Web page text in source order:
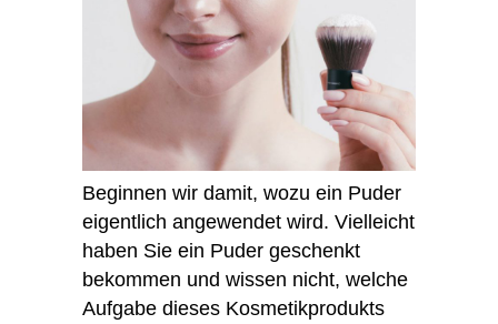
Beginnen wir damit, wozu ein Puder
eigentlich angewendet wird. Vielleicht
haben Sie ein Puder geschenkt
bekommen und wissen nicht, welche
Aufgabe dieses Kosmetikprodukts